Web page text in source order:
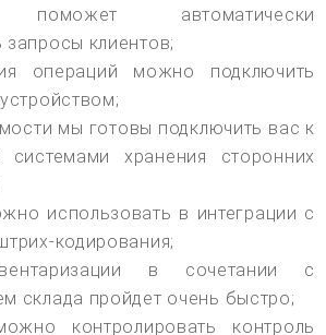
поможет автоматически
клиентов;
операций можно подключить
мы готовы подключить вас к
системами хранения сторонних
использовать в интеграции с
кодирования;
в сочетании с
склада пройдет очень быстро;
контролировать контроль